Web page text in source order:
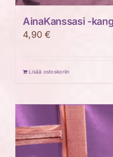
AinaKanssasi -
4,90€
Lisää ostoskoriin